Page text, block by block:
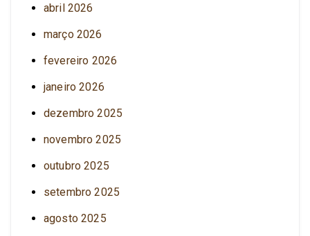
abril 2026
março 2026
fevereiro 2026
janeiro 2026
dezembro 2025
novembro 2025
outubro 2025
setembro 2025
agosto 2025